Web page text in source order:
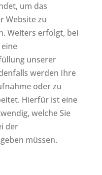
um das
Website zu
Weiters erfolgt, bei
unserer
werden Ihre
oder zu
Hierfür ist eine
welche Sie
der
müssen.